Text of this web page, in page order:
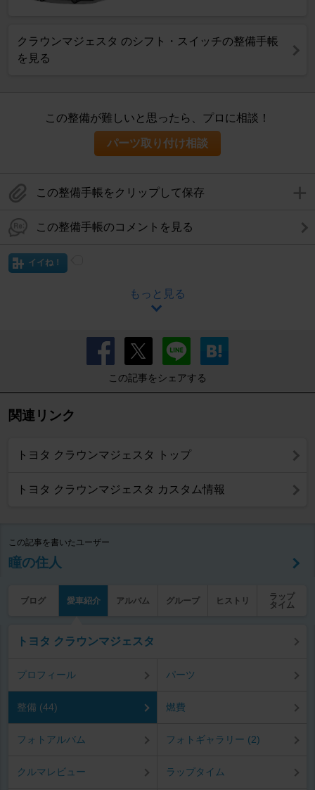
クラウンマジェスタ のシフト・スイッチの整備手帳
を見る
この整備が難しいと思ったら、プロに相談！
パーツ取り付け相談
この整備手帳をクリップして保存
この整備手帳のコメントを見る
イイね！
もっと見る
この記事をシェアする
関連リンク
トヨタ クラウンマジェスタ トップ
トヨタ クラウンマジェスタ カスタム情報
この記事を書いたユーザー
瞳の住人
ブログ 愛車紹介 アルバム グループ ヒストリ
ラップ
タイム
トヨタ クラウンマジェスタ
プロフィール パーツ
整備 (44) 燃費
フォトアルバム フォトギャラリー (2)
クルマレビュー ラップタイム